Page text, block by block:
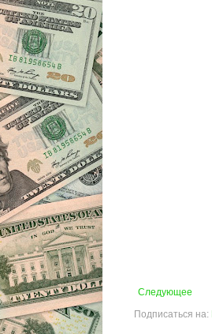
Следующее
Подписаться на: